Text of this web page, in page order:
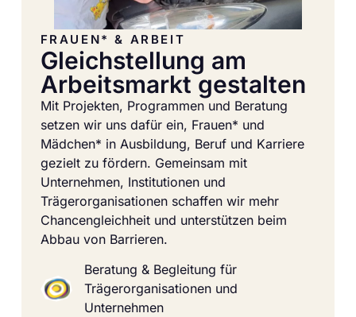
FRAUEN* & ARBEIT
Gleichstellung am
Arbeitsmarkt gestalten
Mit Projekten, Programmen und Beratung
setzen wir uns dafür ein, Frauen* und
Mädchen* in Ausbildung, Beruf und Karriere
gezielt zu fördern. Gemeinsam mit
Unternehmen, Institutionen und
Trägerorganisationen schaffen wir mehr
Chancengleichheit und unterstützen beim
Abbau von Barrieren.
Beratung & Begleitung für
Trägerorganisationen und
Unternehmen